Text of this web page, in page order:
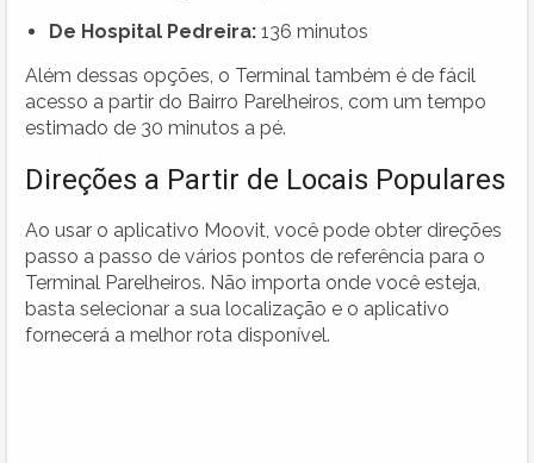
De Hospital Pedreira: 136 minutos
Além dessas opções, o Terminal também é de fácil
acesso a partir do Bairro Parelheiros, com um tempo
estimado de 30 minutos a pé.
Direções a Partir de Locais Populares
Ao usar o aplicativo Moovit, você pode obter direções
passo a passo de vários pontos de referência para o
Terminal Parelheiros. Não importa onde você esteja,
basta selecionar a sua localização e o aplicativo
fornecerá a melhor rota disponível.